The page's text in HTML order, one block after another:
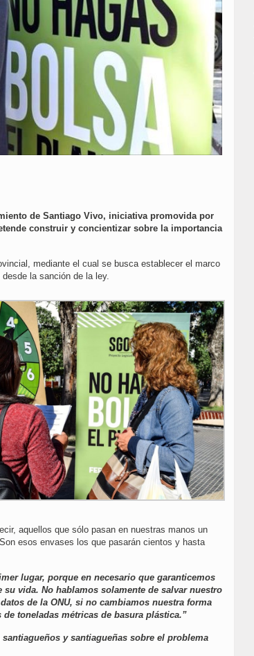
de Santiago Vivo, iniciativa promovida por
construir y concientizar sobre la importancia
mediante el cual se busca establecer el marco
la sanción de la ley.
aquellos que sólo pasan en nuestras manos un
esos envases los que pasarán cientos y hasta
lugar, porque en necesario que garanticemos
vida. No hablamos solamente de salvar nuestro
de la ONU, si no cambiamos nuestra forma
toneladas métricas de basura plástica.”
y santiagueñas sobre el problema